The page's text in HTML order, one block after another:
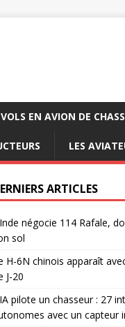
VOLS EN AVION DE
LES
ARTICLES
négocie 114 Rafale,
sol
H-6N chinois apparaît
J-20
pilote un chasseur : 27
avec un capteur